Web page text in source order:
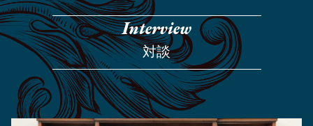
Interview
対談